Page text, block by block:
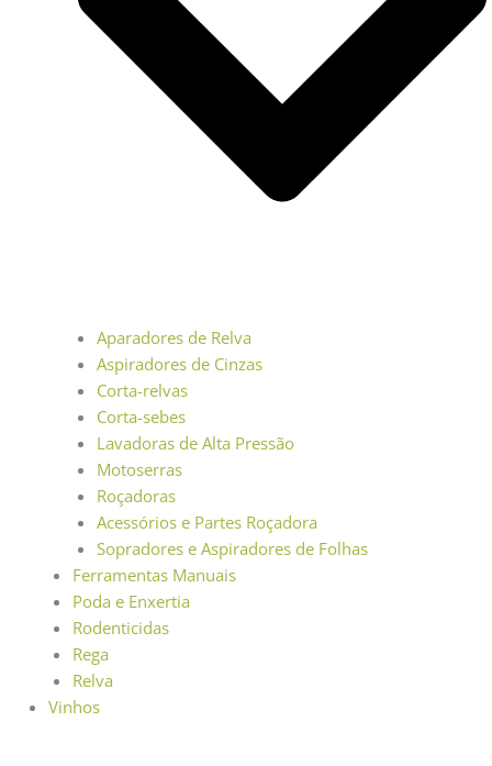
Aparadores de Relva
Aspiradores de Cinzas
Corta-relvas
Corta-sebes
Lavadoras de Alta Pressão
Motoserras
Roçadoras
Acessórios e Partes Roçadora
Sopradores e Aspiradores de Folhas
Ferramentas Manuais
Poda e Enxertia
Rodenticidas
Rega
Relva
Vinhos